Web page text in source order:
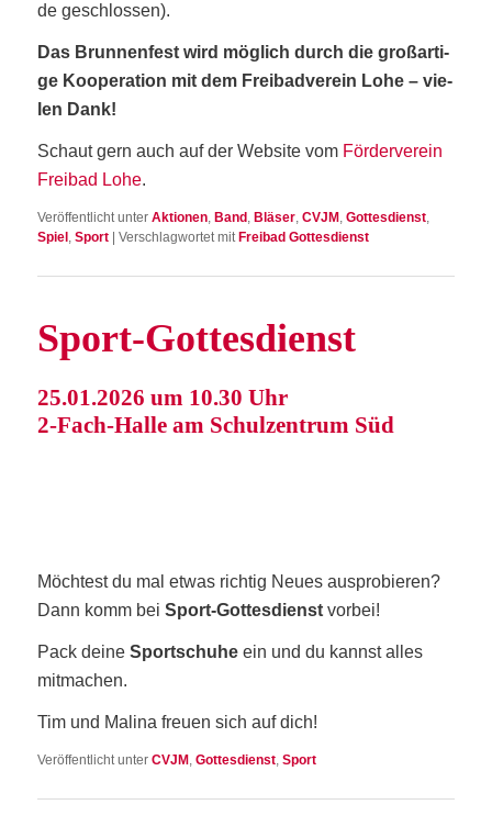
de geschlossen).
Das Brun­nen­fest wird mög­lich durch die groß­ar­ti­
ge Koope­ra­ti­on mit dem Frei­bad­ver­ein Lohe – vie­
len Dank!
Schaut gern auch auf der Web­site vom För­der­ver­ein
Frei­bad Lohe.
Veröffentlicht unter Aktionen, Band , Bläser,CVJM ,Gottesdienst,
Spiel ,Sport |Verschlagwortet mit Freibad Gottesdienst
Sport-Got­tes­dienst
25.01.2026 um 10.30 Uhr
2‑Fach-Hal­le am Schul­zen­trum Süd
Möch­test du mal etwas rich­tig Neu­es aus­pro­bie­ren?
Dann komm beiSport-Got­tes­dienstvor­bei!
Pack dei­neSport­schu­he ein und du kannst alles
mitmachen.
Tim und Mali­na freu­en sich auf dich!
Veröffentlicht unter CVJM ,Gottesdienst,Sport